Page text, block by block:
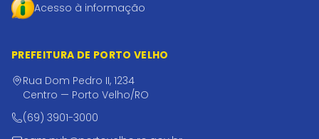
Acesso à informação
PREFEITURA DE PORTO VELHO
Rua Dom Pedro II, 1234
Centro — Porto Velho/RO
(69) 3901-3000